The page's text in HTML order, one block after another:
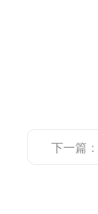
下一篇：